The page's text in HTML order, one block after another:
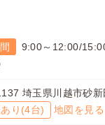
9:00～12:00/
埼玉県川越市砂
り(4台)
地図を見る